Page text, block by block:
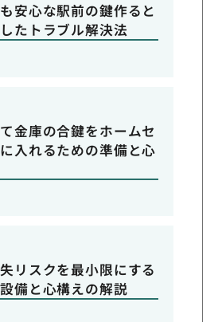
安心な駅前の鍵作ると
たトラブル解決法
金庫の合鍵をホームセ
入れるための準備と心
リスクを最小限にする
備と心構えの解説